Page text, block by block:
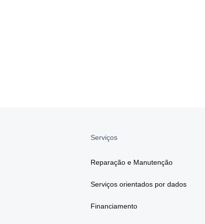
Serviços
Reparação e Manutenção
Serviços orientados por dados
Financiamento